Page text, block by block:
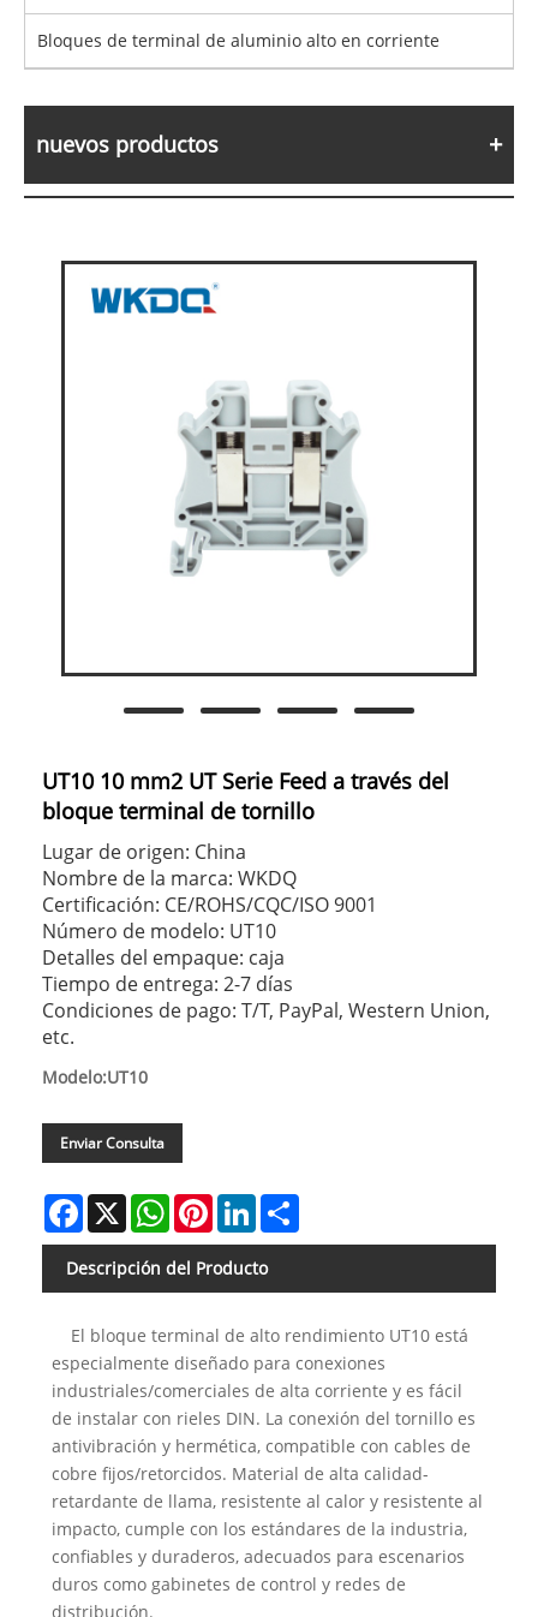
Bloques de terminal de aluminio alto en corriente
nuevos productos
UT10 10 mm2 UT Serie Feed a través del
bloque terminal de tornillo
Lugar de origen: China
Nombre de la marca: WKDQ
Certificación: CE/ROHS/CQC/ISO 9001
Número de modelo: UT10
Detalles del empaque: caja
Tiempo de entrega: 2-7 días
Condiciones de pago: T/T, PayPal, Western Union,
etc.
Modelo:UT10
Enviar Consulta
Facebook
X WhatsAppPinterestLinkedIn
Descripción del Producto
El bloque terminal de alto rendimiento UT10 está
especialmente diseñado para conexiones
industriales/comerciales de alta corriente y es fácil
de instalar con rieles DIN. La conexión del tornillo es
antivibración y hermética, compatible con cables de
cobre fijos/retorcidos. Material de alta calidad-
retardante de llama, resistente al calor y resistente al
impacto, cumple con los estándares de la industria,
confiables y duraderos, adecuados para escenarios
duros como gabinetes de control y redes de
distribución.